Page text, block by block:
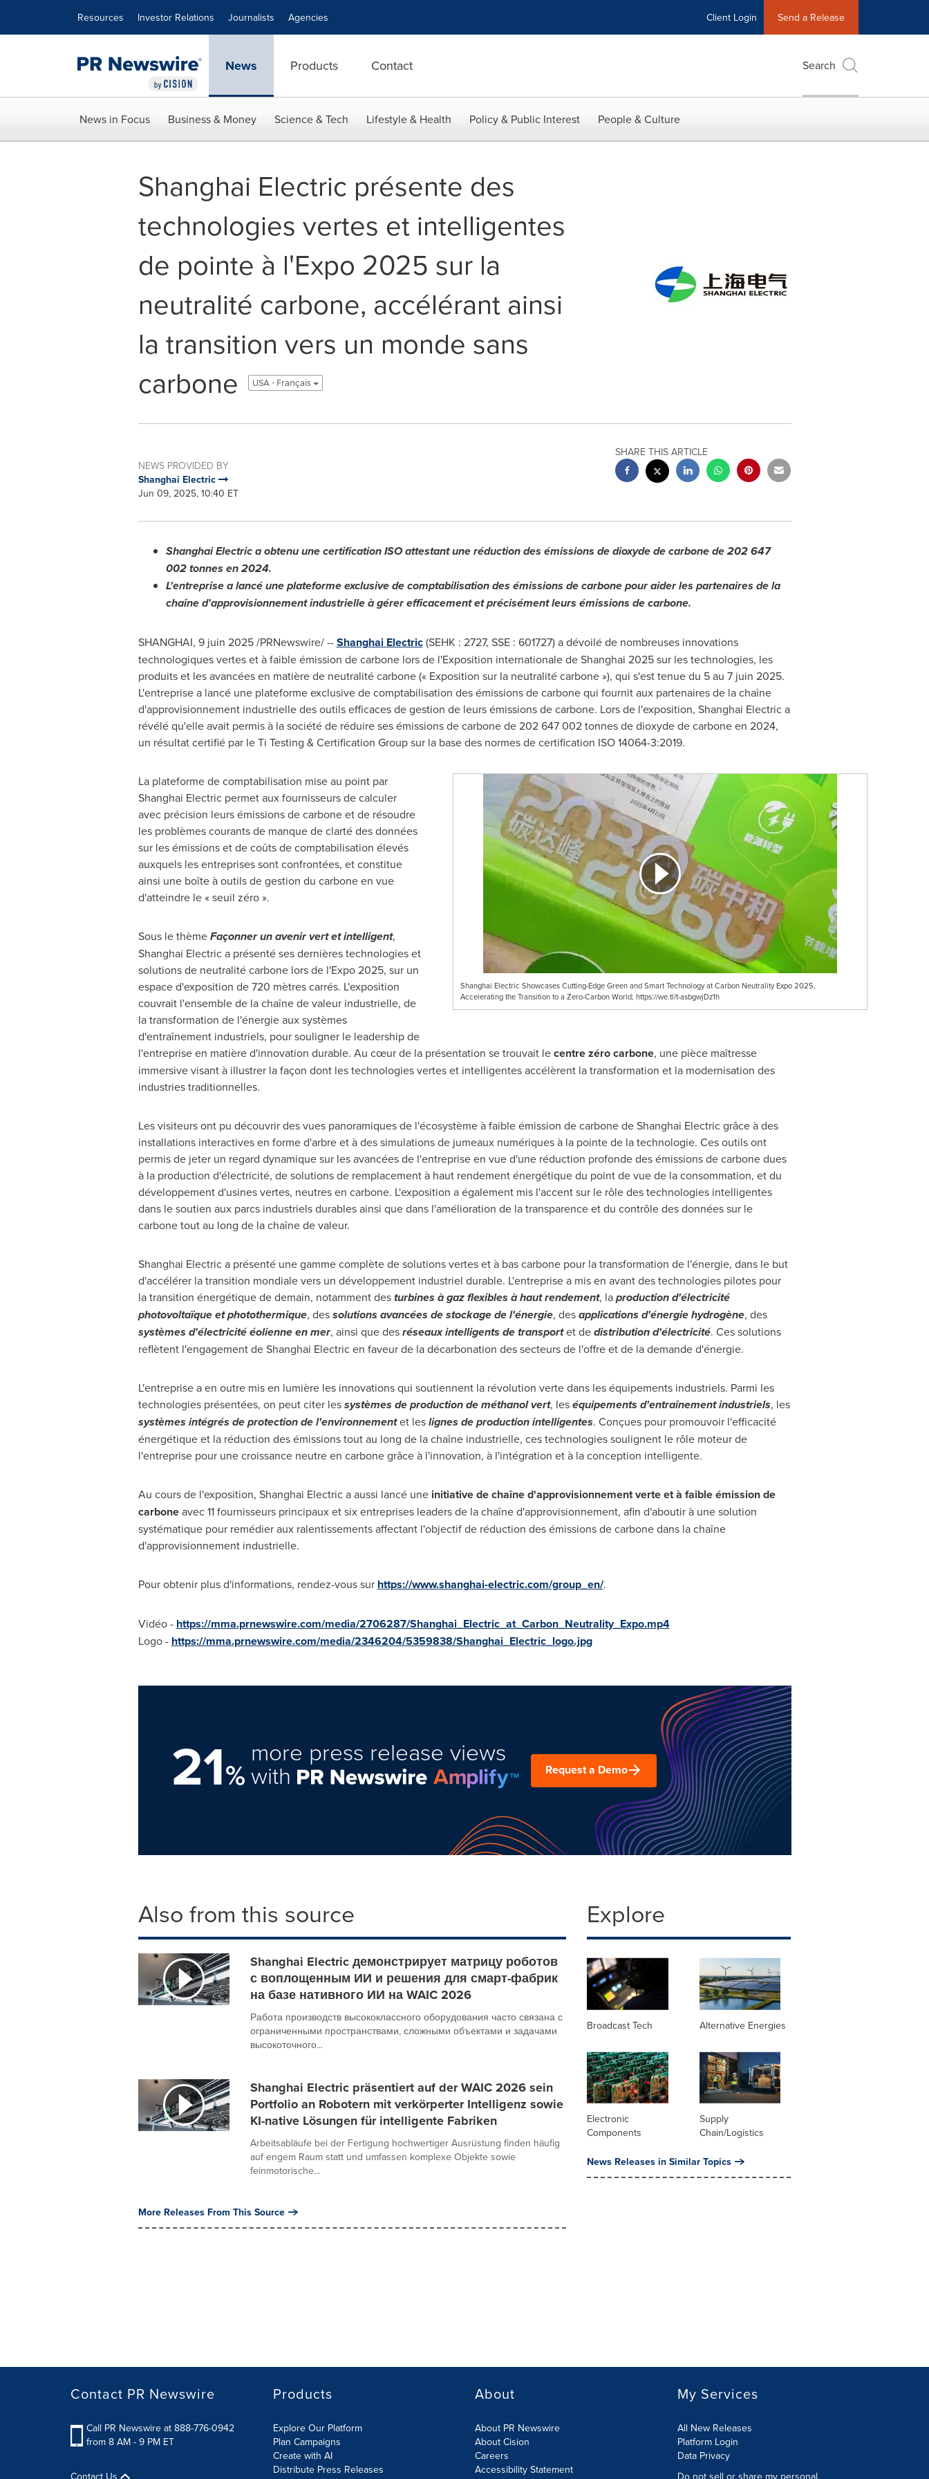
Resources Investor Relations Journalists Agencies Client Login Send a Release
News Products Contact Search
News in Focus Business & Money Science & Tech Lifestyle & Health Policy & Public Interest People & Culture
Shanghai Electric présente des
technologies vertes et intelligentes
de pointe à l'Expo 2025 sur la
neutralité carbone, accélérant ainsi
la transition vers un monde sans
carbone
USA - Français
NEWS PROVIDED BY
Shanghai Electric
Jun 09, 2025, 10:40 ET
SHARE THIS ARTICLE
Shanghai Electric a obtenu une certification ISO attestant une réduction des émissions de dioxyde de carbone de 202 647
002 tonnes en 2024.
L'entreprise a lancé une plateforme exclusive de comptabilisation des émissions de carbone pour aider les partenaires de la
chaîne d'approvisionnement industrielle à gérer efficacement et précisément leurs émissions de carbone.
SHANGHAI, 9 juin 2025/PRNewswire/ --Shanghai Electric(SEHK : 2727, SSE : 601727) a dévoilé de nombreuses innovations
technologiques vertes et à faible émission de carbone lors de l'Exposition internationale de Shanghai 2025 sur les technologies, les
produits et les avancées en matière de neutralité carbone (« Exposition sur la neutralité carbone »), qui s'est tenue du 5 au 7 juin 2025.
L'entreprise a lancé une plateforme exclusive de comptabilisation des émissions de carbone qui fournit aux partenaires de la chaîne
d'approvisionnement industrielle des outils efficaces de gestion de leurs émissions de carbone. Lors del'exposition, Shanghai Electric a
révélé qu'elle avait permis à la société de réduire ses émissions de carbone de 202 647 002 tonnes de dioxyde de carbone en 2024,
un résultat certifié par le Ti Testing & Certification Group sur la base des normes de certification ISO 14064-3:2019.
Shanghai Electric Showcases Cutting-Edge Green and Smart Technology at Carbon Neutrality Expo 2025,
Accelerating the Transition to a Zero-Carbon World; https://we.tl/t-asbgwjDz1h
La plateforme de comptabilisation mise au point par
Shanghai Electric permet aux fournisseurs de calculer
avec précision leurs émissions de carbone et de résoudre
les problèmes courants de manque de clarté des données
sur les émissions et de coûts de comptabilisation élevés
auxquels les entreprises sont confrontées, et constitue
ainsi une boîte à outils de gestion du carbone en vue
d'atteindre le « seuil zéro ».
Sous le thèmeFaçonner un avenir vert et intelligent,
Shanghai Electric a présenté ses dernières technologies et
solutions de neutralité carbone lors de l'Expo 2025, sur un
espace d'exposition de 720 mètres carrés. L'exposition
couvrait l'ensemble de la chaîne de valeur industrielle, de
la transformation de l'énergie aux systèmes
d'entraînement industriels, pour souligner le leadership de
l'entreprise en matière d'innovation durable. Au cœur de la présentation se trouvait lecentre zéro carbone, une pièce maîtresse
immersive visant à illustrer la façon dont les technologies vertes et intelligentes accélèrent la transformation et la modernisation des
industries traditionnelles.
Les visiteurs ont pu découvrir des vues panoramiques de l'écosystème à faible émission de carbone de Shanghai Electric grâce à des
installations interactives en forme d'arbre et à des simulations de jumeaux numériques à la pointe de la technologie. Ces outils ont
permis de jeter un regard dynamique sur les avancées de l'entreprise en vue d'une réduction profonde des émissions de carbone dues
à la production d'électricité, de solutions de remplacement à haut rendement énergétique du point de vue de la consommation, et du
développement d'usines vertes, neutres en carbone. L'exposition a également mis l'accent sur le rôle des technologies intelligentes
dans le soutien aux parcs industriels durables ainsi que dans l'amélioration de la transparence et du contrôle des données sur le
carbone tout au long de la chaîne de valeur.
Shanghai Electric a présenté une gamme complète de solutions vertes et à bas carbone pour la transformation de l'énergie, dans le but
d'accélérer la transition mondiale vers un développement industriel durable. L'entreprise a mis en avant des technologies pilotes pour
la transition énergétique de demain, notamment desturbines à gaz flexibles à haut rendement, laproduction d'électricité
photovoltaïque et photothermique, dessolutions avancées de stockage de l'énergie, desapplications d'énergie hydrogène, des
systèmes d'électricité éolienne en mer, ainsi que desréseaux intelligents de transportet dedistribution d'électricité. Ces solutions
reflètent l'engagement de Shanghai Electric en faveur de la décarbonation des secteurs de l'offre et de la demande d'énergie.
L'entreprise a en outre mis en lumière les innovations qui soutiennent la révolution verte dans les équipements industriels. Parmi les
technologies présentées, on peut citer lessystèmes de production de méthanol vert, leséquipements d'entraînement industriels, les
systèmes intégrés de protection de l'environnementet leslignes de production intelligentes. Conçues pour promouvoir l'efficacité
énergétique et la réduction des émissions tout au long de la chaîne industrielle, ces technologies soulignent le rôle moteur de
l'entreprise pour une croissance neutre en carbone grâce à l'innovation, à l'intégration et à la conception intelligente.
Au cours de l'exposition, Shanghai Electric a aussi lancé une initiative de chaîne d'approvisionnement verte et à faible émission de
carboneavec 11 fournisseurs principaux et six entreprises leaders de la chaîne d'approvisionnement, afin d'aboutir à une solution
systématique pour remédier aux ralentissements affectant l'objectif de réduction des émissions de carbone dans la chaîne
d'approvisionnement industrielle.
Pour obtenir plus d'informations, rendez-vous sur https://www.shanghai-electric.com/group_en/.
Vidéo - https://mma.prnewswire.com/media/2706287/Shanghai_Electric_at_Carbon_Neutrality_Expo.mp4
Logo - https://mma.prnewswire.com/media/2346204/5359838/Shanghai_Electric_logo.jpg
21%
more press release views
with Request a Demo
Also from this source
Shanghai Electric демонстрирует матрицу роботов
с воплощенным ИИ и решения для смарт-фабрик
на базе нативного ИИ на WAIC 2026
Работа производств высококлассного оборудования часто связана с
ограниченными пространствами, сложными объектами и задачами
высокоточного...
Shanghai Electric präsentiert auf der WAIC 2026 sein
Portfolio an Robotern mit verkörperter Intelligenz sowie
KI-native Lösungen für intelligente Fabriken
Arbeitsabläufe bei der Fertigung hochwertiger Ausrüstung finden häufig
auf engem Raum statt und umfassen komplexe Objekte sowie
feinmotorische...
More Releases From This Source
Explore
Broadcast Tech Alternative Energies
Electronic
Components
Supply
Chain/Logistics
News Releases in Similar Topics
Contact PR Newswire
Call PR Newswire at 888-776-0942
from 8 AM - 9 PM ET
Contact Us
Products
Explore Our Platform
Plan Campaigns
Create with AI
Distribute Press Releases
About
About PR Newswire
About Cision
Careers
Accessibility Statement
My Services
All New Releases
Platform Login
Data Privacy
Do not sell or share my personal